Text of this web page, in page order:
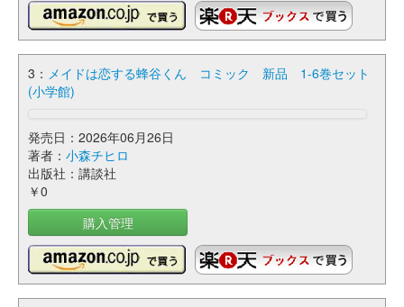
3： メイドは恋する蜂谷くん コミック 新品 1-6巻セット
(小学館)
発売日：2026年06月26日
著者： 小森チヒロ
出版社：講談社
￥0
購入管理